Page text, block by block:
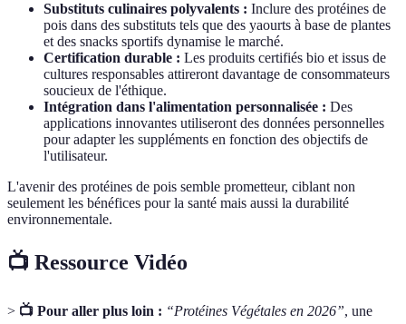
Substituts culinaires polyvalents : Inclure des protéines de
pois dans des substituts tels que des yaourts à base de plantes
et des snacks sportifs dynamise le marché.
Certification durable : Les produits certifiés bio et issus de
cultures responsables attireront davantage de consommateurs
soucieux de l'éthique.
Intégration dans l'alimentation personnalisée : Des
applications innovantes utiliseront des données personnelles
pour adapter les suppléments en fonction des objectifs de
l'utilisateur.
L'avenir des protéines de pois semble prometteur, ciblant non
seulement les bénéfices pour la santé mais aussi la durabilité
environnementale.
📺 Ressource Vidéo
> 📺 Pour aller plus loin : “Protéines Végétales en 2026”, une